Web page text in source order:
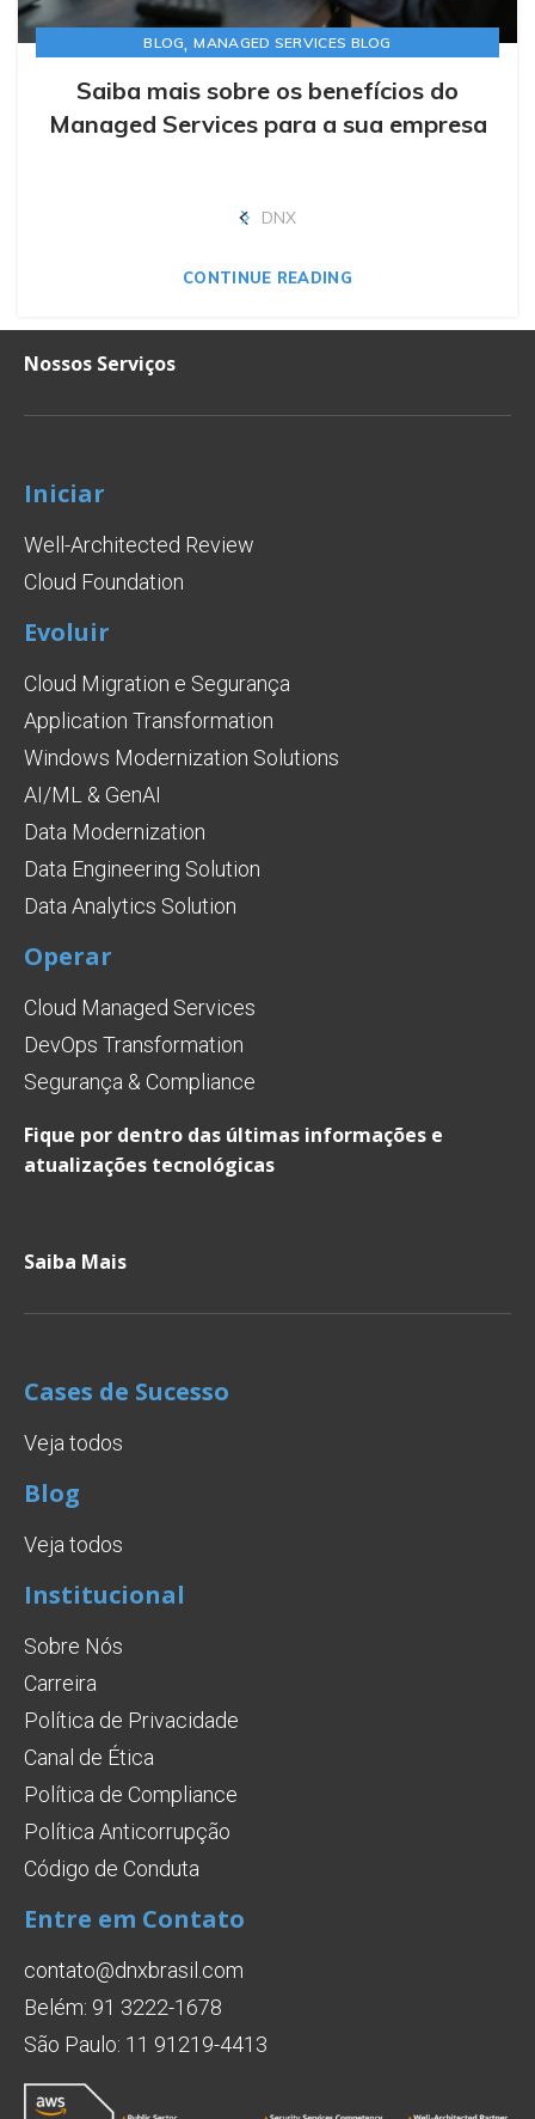
BLOG,MANAGED SERVICES BLOG
Saiba mais sobre os benefícios do
Managed Services para a sua empresa
DNX
CONTINUE READING
Nossos Serviços
Iniciar
Well-Architected Review
Cloud Foundation
Evoluir
Cloud Migration e Segurança
Application Transformation
Windows Modernization Solutions
AI/ML & GenAI
Data Modernization
Data Engineering Solution
Data Analytics Solution
Operar
Cloud Managed Services
DevOps Transformation
Segurança & Compliance
Fique por dentro das últimas informações e
atualizações tecnológicas
Saiba Mais
Cases de Sucesso
Veja todos
Blog
Veja todos
Institucional
Sobre Nós
Carreira
Política de Privacidade
Canal de Ética
Política de Compliance
Política Anticorrupção
Código de Conduta
Entre em Contato
contato@dnxbrasil.com
Belém: 91 3222-1678
São Paulo: 11 91219-4413